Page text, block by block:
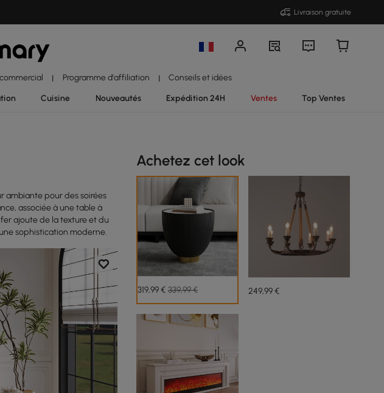
Livraison gratuite
| Programme d'affiliation | Conseils et idées
Cuisine Nouveautés Expédition 24H Ventes Top Ventes
ambiante pour des soirées
associée à une table à
ajoute de la texture et du
sophistication moderne.
Achetez cet look
319,99€ 339,99 € 249,99€